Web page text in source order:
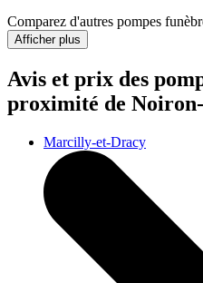
Comparez d'autres pompes
Afficher plus
Avis et prix des
proximité de
Marcilly-et-Dracy